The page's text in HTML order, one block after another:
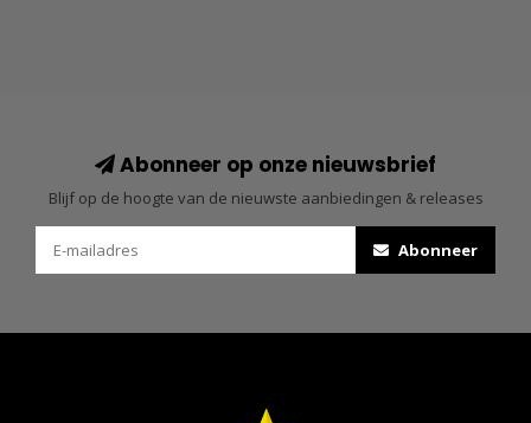
Abonneer op onze nieuwsbrief
Blijf op de hoogte van de nieuwste aanbiedingen & releases
Abonneer